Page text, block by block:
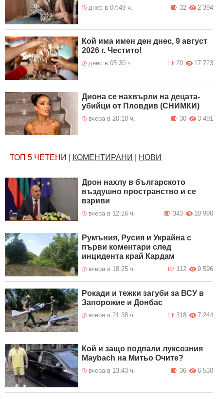
днес в 07:49 ч. 2 394
32
Кой има имен ден днес, 9 август
2026 г. Честито!
днес в 05:30 ч. 17 723
20
Диона се нахвърли на децата-
убийци от Пловдив (СНИМКИ)
вчера в 20:18 ч. 3 491
30
ТОП 5 ЧЕТЕНИ КОМЕНТИРАНИ НОВИ
Дрон нахлу в българското
въздушно пространство и се
взриви
вчера в 12:26 ч. 10 990
343
Румъния, Русия и Украйна с
първи коментари след
инцидента край Кардам
вчера в 18:25 ч. 9 596
112
Рокади и тежки загуби за ВСУ в
Запорожие и Донбас
вчера в 21:38 ч. 7 244
318
Кой и защо подпали луксозния
Maybach на Митьо Очите?
вчера в 13:43 ч. 6 530
36